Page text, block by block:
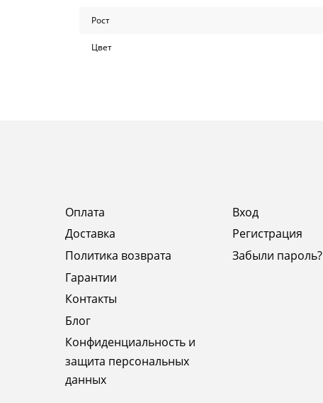
Рост
Цвет
Оплата
Доставка
Политика возврата
Гарантии
Контакты
Блог
Конфиденциальность и
защита персональных
данных
Вход
Регистрация
Забыли пароль?